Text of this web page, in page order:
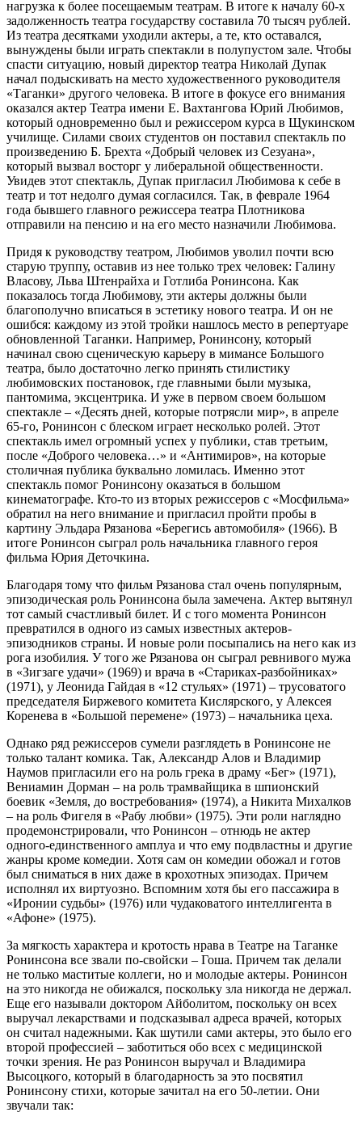
нагрузка к более посещаемым театрам. В итоге к началу 60-х
задолженность театра государству составила 70 тысяч рублей.
Из театра десятками уходили актеры, а те, кто оставался,
вынуждены были играть спектакли в полупустом зале. Чтобы
спасти ситуацию, новый директор театра Николай Дупак
начал подыскивать на место художественного руководителя
«Таганки» другого человека. В итоге в фокусе его внимания
оказался актер Театра имени Е. Вахтангова Юрий Любимов,
который одновременно был и режиссером курса в Щукинском
училище. Силами своих студентов он поставил спектакль по
произведению Б. Брехта «Добрый человек из Сезуана»,
который вызвал восторг у либеральной общественности.
Увидев этот спектакль, Дупак пригласил Любимова к себе в
театр и тот недолго думая согласился. Так, в феврале 1964
года бывшего главного режиссера театра Плотникова
отправили на пенсию и на его место назначили Любимова.
Придя к руководству театром, Любимов уволил почти всю
старую труппу, оставив из нее только трех человек: Галину
Власову, Льва Штенрайха и Готлиба Ронинсона. Как
показалось тогда Любимову, эти актеры должны были
благополучно вписаться в эстетику нового театра. И он не
ошибся: каждому из этой тройки нашлось место в репертуаре
обновленной Таганки. Например, Ронинсону, который
начинал свою сценическую карьеру в мимансе Большого
театра, было достаточно легко принять стилистику
любимовских постановок, где главными были музыка,
пантомима, эксцентрика. И уже в первом своем большом
спектакле – «Десять дней, которые потрясли мир», в апреле
65-го, Ронинсон с блеском играет несколько ролей. Этот
спектакль имел огромный успех у публики, став третьим,
после «Доброго человека…» и «Антимиров», на которые
столичная публика буквально ломилась. Именно этот
спектакль помог Ронинсону оказаться в большом
кинематографе. Кто-то из вторых режиссеров с «Мосфильма»
обратил на него внимание и пригласил пройти пробы в
картину Эльдара Рязанова «Берегись автомобиля» (1966). В
итоге Ронинсон сыграл роль начальника главного героя
фильма Юрия Деточкина.
Благодаря тому что фильм Рязанова стал очень популярным,
эпизодическая роль Ронинсона была замечена. Актер вытянул
тот самый счастливый билет. И с того момента Ронинсон
превратился в одного из самых известных актеров-
эпизодников страны. И новые роли посыпались на него как из
рога изобилия. У того же Рязанова он сыграл ревнивого мужа
в «Зигзаге удачи» (1969) и врача в «Стариках-разбойниках»
(1971), у Леонида Гайдая в «12 стульях» (1971) – трусоватого
председателя Биржевого комитета Кислярского, у Алексея
Коренева в «Большой перемене» (1973) – начальника цеха.
Однако ряд режиссеров сумели разглядеть в Ронинсоне не
только талант комика. Так, Александр Алов и Владимир
Наумов пригласили его на роль грека в драму «Бег» (1971),
Вениамин Дорман – на роль трамвайщика в шпионский
боевик «Земля, до востребования» (1974), а Никита Михалков
– на роль Фигеля в «Рабу любви» (1975). Эти роли наглядно
продемонстрировали, что Ронинсон – отнюдь не актер
одного-единственного амплуа и что ему подвластны и другие
жанры кроме комедии. Хотя сам он комедии обожал и готов
был сниматься в них даже в крохотных эпизодах. Причем
исполнял их виртуозно. Вспомним хотя бы его пассажира в
«Иронии судьбы» (1976) или чудаковатого интеллигента в
«Афоне» (1975).
За мягкость характера и кротость нрава в Театре на Таганке
Ронинсона все звали по-свойски – Гоша. Причем так делали
не только маститые коллеги, но и молодые актеры. Ронинсон
на это никогда не обижался, поскольку зла никогда не держал.
Еще его называли доктором Айболитом, поскольку он всех
выручал лекарствами и подсказывал адреса врачей, которых
он считал надежными. Как шутили сами актеры, это было его
второй профессией – заботиться обо всех с медицинской
точки зрения. Не раз Ронинсон выручал и Владимира
Высоцкого, который в благодарность за это посвятил
Ронинсону стихи, которые зачитал на его 50-летии. Они
звучали так: